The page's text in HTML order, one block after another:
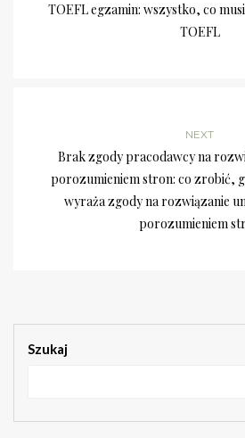
TOEFL egzamin: wszystko, co
TOEFL
NEXT
Brak zgody pracodawcy na
porozumieniem stron: co zrobić,
wyraża zgody na rozwiązanie
porozumieniem
Szukaj